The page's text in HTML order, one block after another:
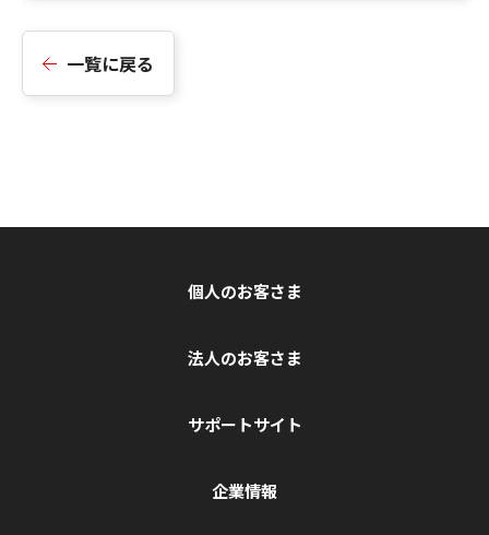
一覧に戻る
個人のお客さま
法人のお客さま
サポートサイト
企業情報